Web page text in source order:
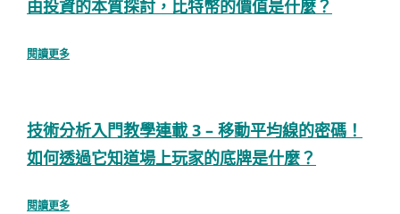
由投資的本質探討，比特幣的價值是什麼？
閱讀更多
技術分析入門教學連載 3 – 移動平均線的密碼！
如何透過它知道場上玩家的底牌是什麼？
閱讀更多